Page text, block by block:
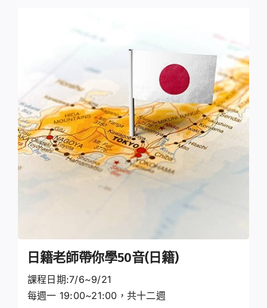
日籍老師帶你學50音(日籍)
課程日期:7/6~9/21
每週一 19:00~21:00，共十二週